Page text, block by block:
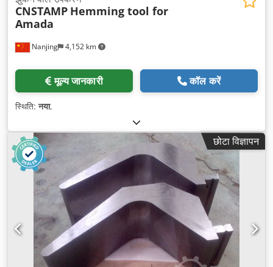
Nanjing 4,152 km
CNSTAMP Hemming tool for
Amada
मूल्य जानकारी कॉल करें
स्थिति:नया,
छोटा विज्ञापन